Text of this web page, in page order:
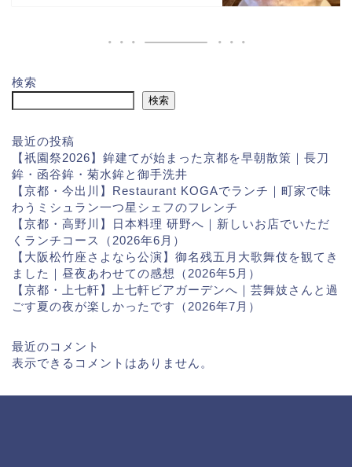
検索
検索
最近の投稿
【祇園祭2026】鉾建てが始まった京都を早朝散策｜長刀
鉾・函谷鉾・菊水鉾と御手洗井
【京都・今出川】Restaurant KOGAでランチ｜町家で味
わうミシュラン一つ星シェフのフレンチ
【京都・高野川】日本料理 研野へ｜新しいお店でいただ
くランチコース（2026年6月）
【大阪松竹座さよなら公演】御名残五月大歌舞伎を観てき
ました｜昼夜あわせての感想（2026年5月）
【京都・上七軒】上七軒ビアガーデンへ｜芸舞妓さんと過
ごす夏の夜が楽しかったです（2026年7月）
最近のコメント
表示できるコメントはありません。